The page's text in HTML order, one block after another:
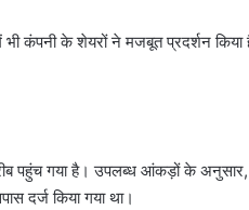
कंपनी के शेयरों ने मजबूत प्रदर्शन किया
पहुंच गया है। उपलब्ध आंकड़ों के
दर्ज किया गया था।